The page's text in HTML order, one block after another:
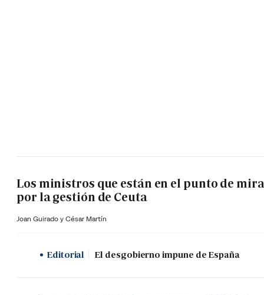
Los ministros que están en el punto de mira
por la gestión de Ceuta
Joan Guirado y César Martín
Editorial El desgobierno impune de España